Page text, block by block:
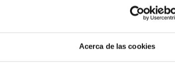
Acerca de las cookies
Los
podrían
materias
mediante
oxidación